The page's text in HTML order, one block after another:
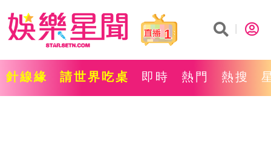
1
針線緣 請世界吃桌 即時 熱門 熱搜